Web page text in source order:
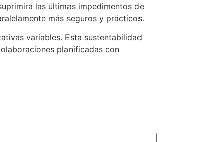
las últimas impedimentos de
más seguros y prácticos.
variables. Esta sustentabilidad
planificadas con